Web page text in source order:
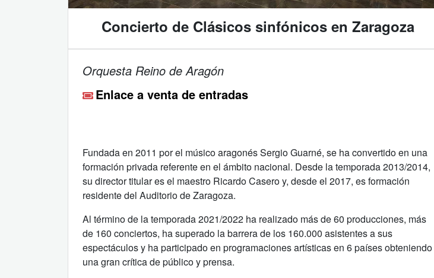
Concierto de Clásicos sinfónicos en Zaragoza
Orquesta Reino de Aragón
Enlace a venta de entradas
Fundada en 2011 por el músico aragonés Sergio Guarné, se ha convertido en una
formación privada referente en el ámbito nacional. Desde la temporada 2013/2014,
su director titular es el maestro Ricardo Casero y, desde el 2017, es formación
residente del Auditorio de Zaragoza.
Al término de la temporada 2021/2022 ha realizado más de 60 producciones, más
de 160 conciertos, ha superado la barrera de los 160.000 asistentes a sus
espectáculos y ha participado en programaciones artísticas en 6 países obteniendo
una gran crítica de público y prensa.